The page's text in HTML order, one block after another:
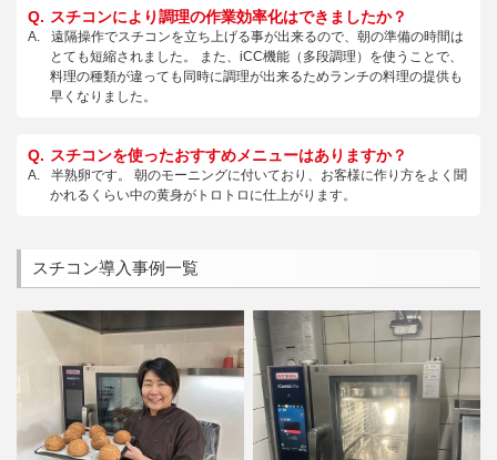
スチコンにより調理の作業効率化はできましたか？
遠隔操作でスチコンを立ち上げる事が出来るので、朝の準備の時間は
とても短縮されました。 また、iCC機能（多段調理）を使うことで、
料理の種類が違っても同時に調理が出来るためランチの料理の提供も
早くなりました。
スチコンを使ったおすすめメニューはありますか？
半熟卵です。 朝のモーニングに付いており、お客様に作り方をよく聞
かれるくらい中の黄身がトロトロに仕上がります。
スチコン導入事例一覧